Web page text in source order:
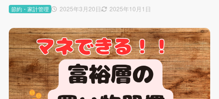
2025年3月20日 2025年10月1日
節約・家計管理